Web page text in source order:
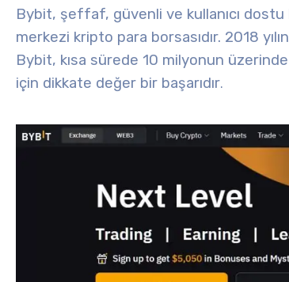
Bybit, şeffaf, güvenli ve kullanıcı
merkezi kripto para borsasıdır. 2018
Bybit, kısa sürede 10 milyonun
için dikkate değer bir başarıdır.